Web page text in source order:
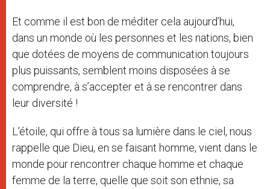
Et comme il est bon de méditer cela aujourd’hui,
dans un monde où les personnes et les nations, bien
que dotées de moyens de communication toujours
plus puissants, semblent moins disposées à se
comprendre, à s’accepter et à se rencontrer dans
leur diversité !
L’étoile, qui offre à tous sa lumière dans le ciel, nous
rappelle que Dieu, en se faisant homme, vient dans le
monde pour rencontrer chaque homme et chaque
femme de la terre, quelle que soit son ethnie, sa